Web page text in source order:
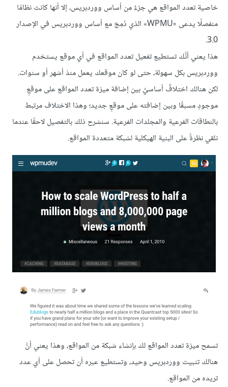
خاصية تعدد المواقع هي جزءٌ من أساس ووردبريس، إلا أنها كانت نظامًا
منفصلًا يدعى «WPMU» الذي دُمِجَ مع أساس ووردبريس في الإصدار
3.0.
هذا يعني أنَّك تستطيع تفعيل تعدد المواقع في أي موقع يستخدم
ووردبريس بكل سهولة، حتى لو كان موقعك يعمل منذ أشهر أو سنوات.
لكن هنالك اختلافٌ أساسيٌ بين إضافة ميزة تعدد المواقع على موقعٍ
موجودٍ مسبقًا وبين إضافته على موقعٍ جديد؛ وهذا الاختلاف مرتبط
بالنطاقات الفرعية والمجلدات الفرعية. سنشرح ذلك بالتفصيل لاحقًا عندما
نلقي نظرةً على البنية الهيكلية لشبكة متعددة المواقع.
تسمح ميزة تعدد المواقع لك بإنشاء شبكة من المواقع، وهذا يعني أنَّ
هنالك تثبيت ووردبريس وحيد، وتستطيع عبره أن تحصل على أي عدد
تريده من المواقع.